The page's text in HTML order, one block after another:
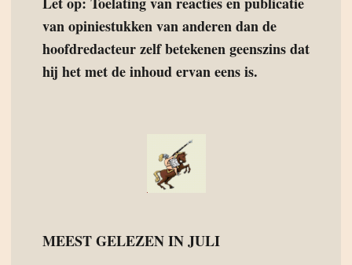
van opiniestukken van anderen dan de
hoofdredacteur zelf betekenen geenszins dat
hij het met de inhoud ervan eens is.
MEEST GELEZEN IN JULI